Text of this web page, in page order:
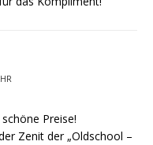
Preise!
Zenit der „Oldschool –